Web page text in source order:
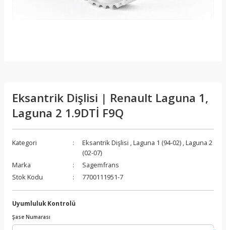
Eksantrik Dişlisi | Renault Laguna 1,
Laguna 2 1.9DTİ F9Q
Kategori Eksantrik Dişlisi ,Laguna 1 (94-02) ,Laguna 2
(02-07)
Marka
Sagemfrans
Stok Kodu
7700111951-7
Uyumluluk Kontrolü
Şase Numarası